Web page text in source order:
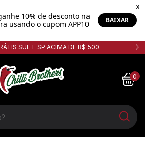
5% de desconto no PIX!
0